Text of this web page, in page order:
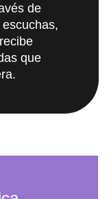
de
que